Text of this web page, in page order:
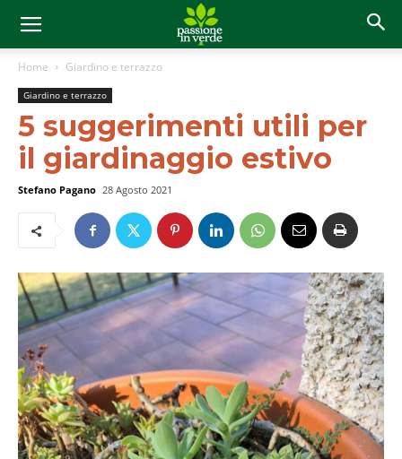
Home Giardino e terrazzo
Giardino e terrazzo
5 suggerimenti utili per
il giardinaggio estivo
Stefano Pagano 28 Agosto 2021